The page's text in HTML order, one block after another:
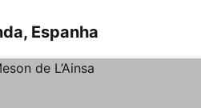
Espanha